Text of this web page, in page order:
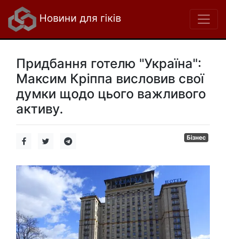
Новини для гіків
Придбання готелю "Україна":
Максим Кріппа висловив свої
думки щодо цього важливого
активу.
Бізнес